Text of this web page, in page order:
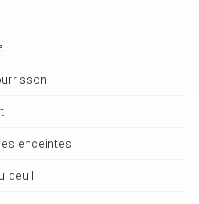
enceintes
deuil